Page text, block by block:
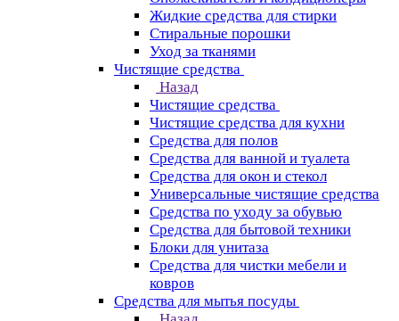
Жидкие средства для стирки
Стиральные порошки
Уход за тканями
Чистящие средства
Назад
Чистящие средства
Чистящие средства для кухни
Средства для полов
Средства для ванной и туалета
Средства для окон и стекол
Универсальные чистящие средства
Средства по уходу за обувью
Средства для бытовой техники
Блоки для унитаза
Средства для чистки мебели и
ковров
Средства для мытья посуды